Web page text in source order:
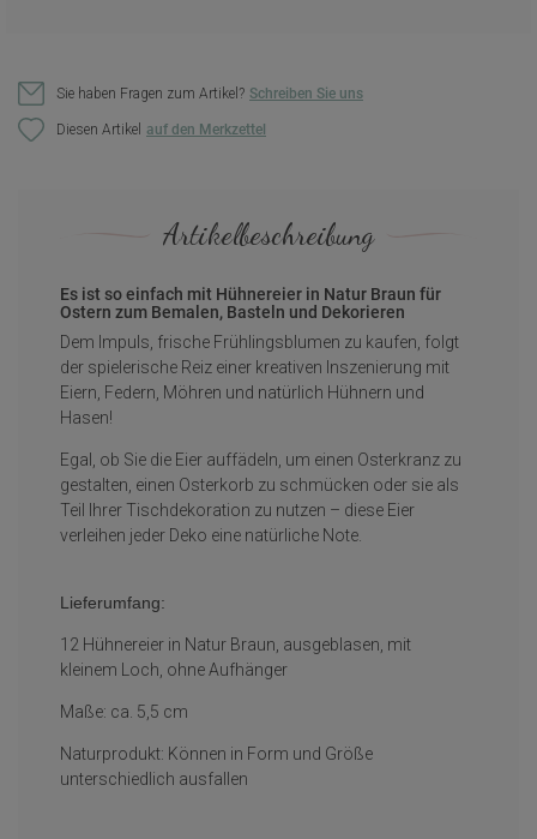
Sie haben Fragen zum Artikel? Schreiben Sie uns
Diesen Artikel
Artikelbeschreibung
Es ist so einfach mit Hühnereier in Natur Braun für
Ostern zum Bemalen, Basteln und Dekorieren
Dem Impuls, frische Frühlingsblumen zu kaufen, folgt
der spielerische Reiz einer kreativen Inszenierung mit
Eiern, Federn, Möhren und natürlich Hühnern und
Hasen!
Egal, ob Sie die Eier auffädeln, um einen Osterkranz zu
gestalten, einen Osterkorb zu schmücken oder sie als
Teil Ihrer Tischdekoration zu nutzen – diese Eier
verleihen jeder Deko eine natürliche Note.
Lieferumfang:
12 Hühnereier in Natur Braun, ausgeblasen, mit
kleinem Loch, ohne Aufhänger
Maße: ca. 5,5 cm
Naturprodukt: Können in Form und Größe
unterschiedlich ausfallen